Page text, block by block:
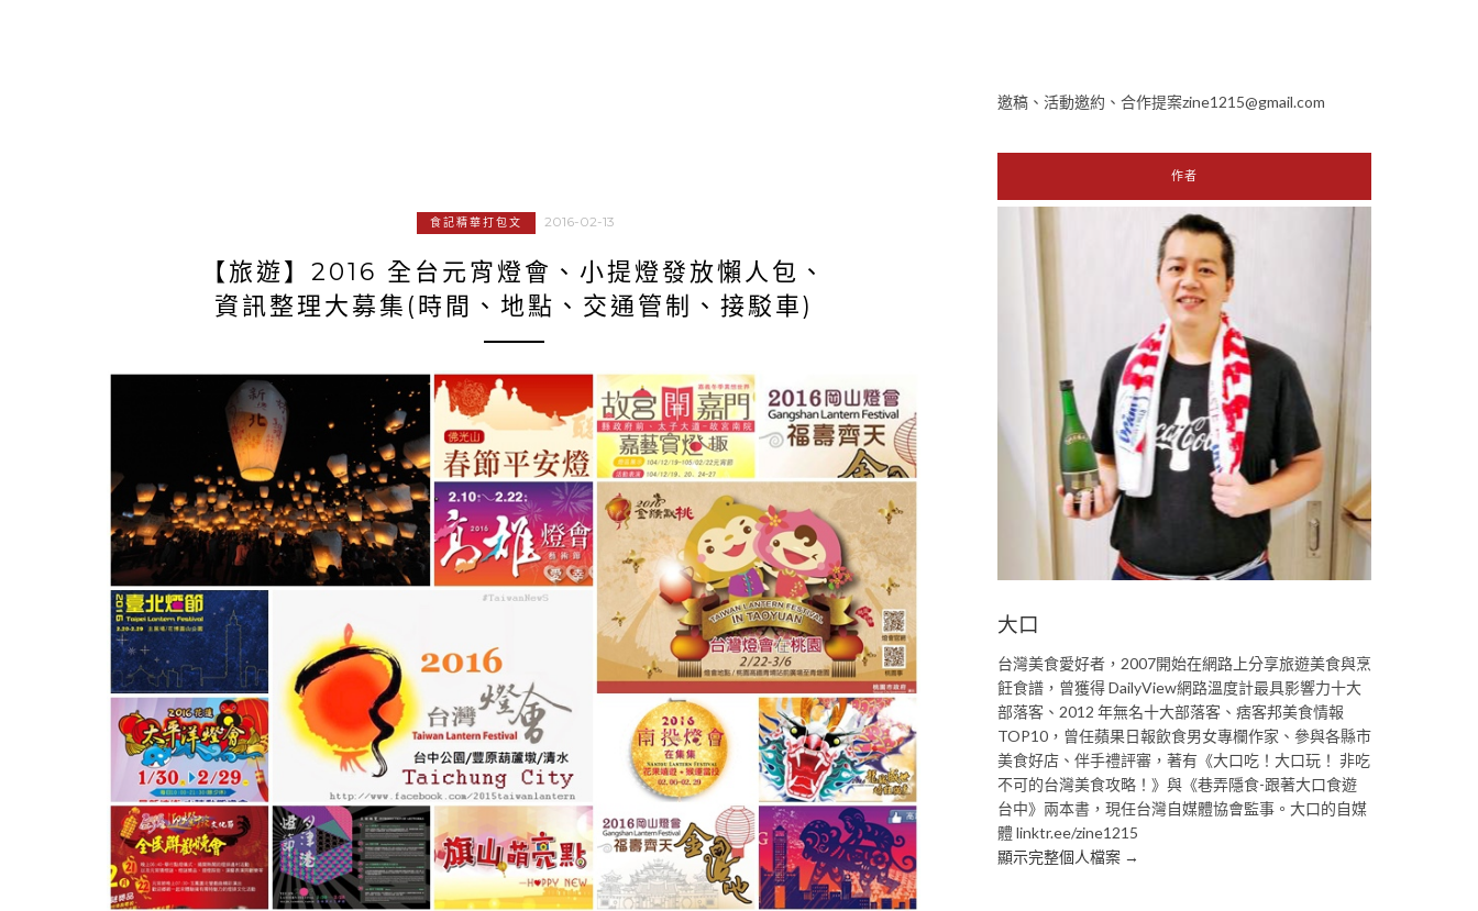
食記精華打包文 2016-02-13
【旅遊】2016 全台元宵燈會、小提燈發放懶人包、
資訊整理大募集(時間、地點、交通管制、接駁車)
邀稿、活動邀約、合作提案zine1215@gmail.com
作者
大口
台灣美食愛好者，2007開始在網路上分享旅遊美食與烹
飪食譜，曾獲得 DailyView網路溫度計最具影響力十大
部落客、2012 年無名十大部落客、痞客邦美食情報
TOP10，曾任蘋果日報飲食男女專欄作家、參與各縣市
美食好店、伴手禮評審，著有《大口吃！大口玩！ 非吃
不可的台灣美食攻略！》與《巷弄隱食-跟著大口食遊
台中》兩本書，現任台灣自媒體協會監事。大口的自媒
體 linktr.ee/zine1215
顯示完整個人檔案 →